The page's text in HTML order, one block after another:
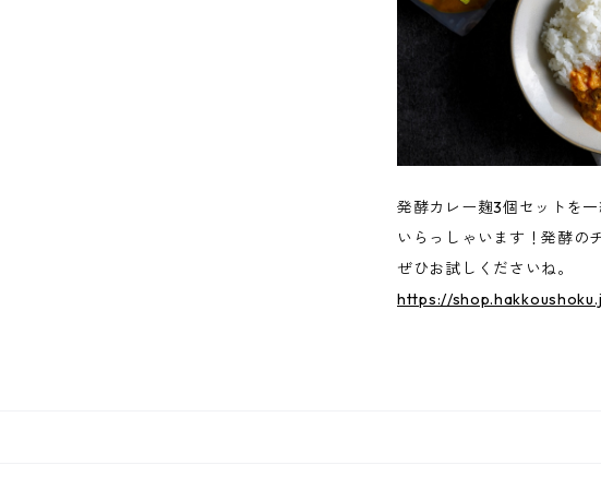
発酵カレー麹3個セットを
いらっしゃいます！発酵の
ぜひお試しくださいね。
https://